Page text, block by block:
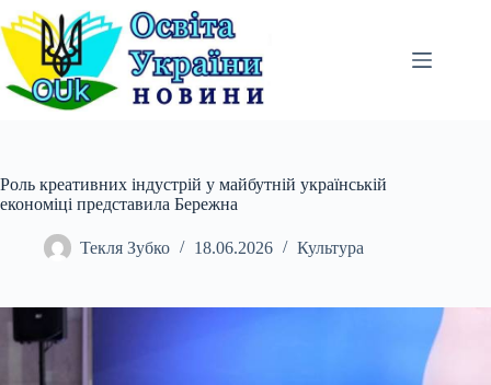
Перейти
до
вмісту
Роль креативних індустрій у майбутній українській
економіці представила Бережна
Текля Зубко 18.06.2026 Культура